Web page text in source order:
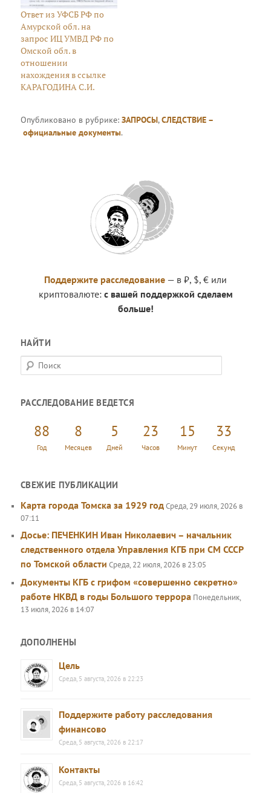
Ответ из УФСБ РФ по
Амурской обл. на
запрос ИЦ УМВД РФ по
Омской обл. в
отношении
нахождения в ссылке
КАРАГОДИНА С.И.
Опубликовано в рубрике:ЗАПРОСЫ,СЛЕДСТВИЕ –
официальные документы.
Поддержите расследование — в ₽, $, € или
криптовалюте: с вашей поддержкой сделаем
больше!
НАЙТИ
П
о
с
РАССЛЕДОВАНИЕ ВЕДЕТСЯ
88
Год
8
Месяцев
5
Дней
23
Часов
15
Минут
34
Секунд
СВЕЖИЕ ПУБЛИКАЦИИ
Карта города Томска за 1929 годСреда, 29 июля, 2026 в
07:11
Досье: ПЕЧЕНКИН Иван Николаевич – начальник
следственного отдела Управления КГБ при СМ СССР
по Томской области Среда, 22 июля, 2026 в 23:05
Документы КГБ с грифом «совершенно секретно»
работе НКВД в годы Большого террора Понедельник,
13 июля, 2026 в 14:07
ДОПОЛНЕНЫ
Цель
Среда, 5 августа, 2026 в 22:23
Поддержите работу расследования
финансово
Среда, 5 августа, 2026 в 22:17
Контакты
Среда, 5 августа, 2026 в 16:42